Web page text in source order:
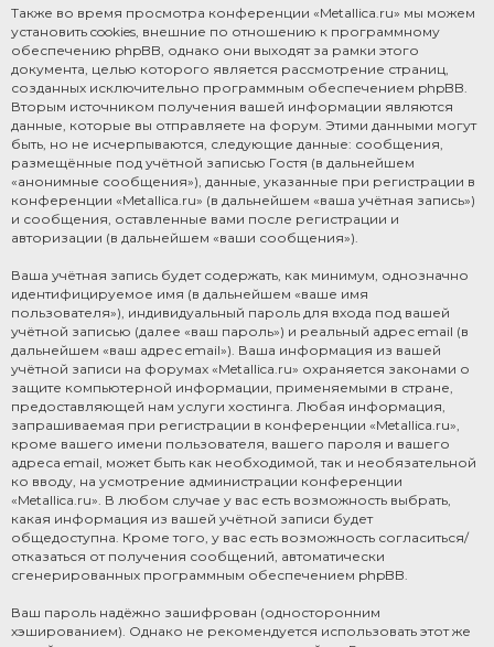
Также во время просмотра конференции «Metallica.ru» мы можем
установить cookies, внешние по отношению к программному
обеспечению phpBB, однако они выходят за рамки этого
документа, целью которого является рассмотрение страниц,
созданных исключительно программным обеспечением phpBB.
Вторым источником получения вашей информации являются
данные, которые вы отправляете на форум. Этими данными могут
быть, но не исчерпываются, следующие данные: сообщения,
размещённые под учётной записью Гостя (в дальнейшем
«анонимные сообщения»), данные, указанные при регистрации в
конференции «Metallica.ru» (в дальнейшем «ваша учётная запись»)
и сообщения, оставленные вами после регистрации и
авторизации (в дальнейшем «ваши сообщения»).
Ваша учётная запись будет содержать, как минимум, однозначно
идентифицируемое имя (в дальнейшем «ваше имя
пользователя»), индивидуальный пароль для входа под вашей
учётной записью (далее «ваш пароль») и реальный адрес email (в
дальнейшем «ваш адрес email»). Ваша информация из вашей
учётной записи на форумах «Metallica.ru» охраняется законами о
защите компьютерной информации, применяемыми в стране,
предоставляющей нам услуги хостинга. Любая информация,
запрашиваемая при регистрации в конференции «Metallica.ru»,
кроме вашего имени пользователя, вашего пароля и вашего
адреса email, может быть как необходимой, так и необязательной
ко вводу, на усмотрение администрации конференции
«Metallica.ru». В любом случае у вас есть возможность выбрать,
какая информация из вашей учётной записи будет
общедоступна. Кроме того, у вас есть возможность согласиться/
отказаться от получения сообщений, автоматически
сгенерированных программным обеспечением phpBB.
Ваш пароль надёжно зашифрован (односторонним
хэшированием). Однако не рекомендуется использовать этот же